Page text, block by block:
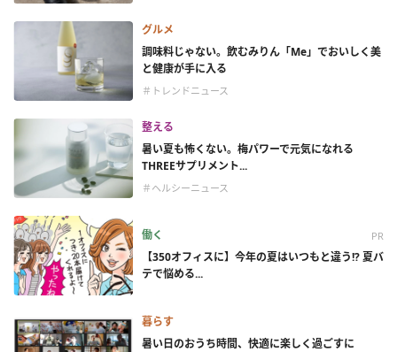
グルメ
調味料じゃない。飲むみりん「Me」でおいしく美
と健康が手に入る
＃トレンドニュース
整える
暑い夏も怖くない。梅パワーで元気になれる
THREEサプリメント...
＃ヘルシーニュース
働く PR
【350オフィスに】今年の夏はいつもと違う!? 夏バ
テで悩める...
暮らす
暑い日のおうち時間、快適に楽しく過ごすに